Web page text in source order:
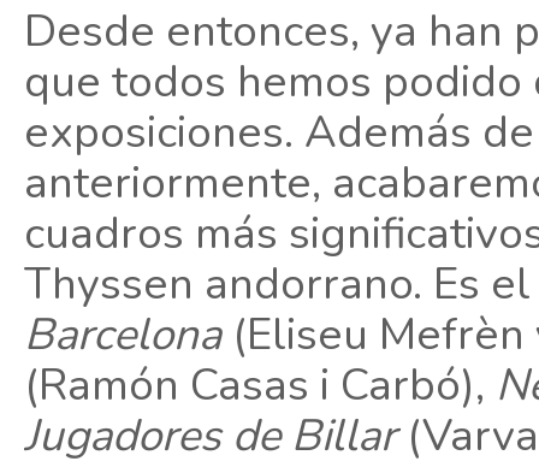
Desde entonces, ya han
que todos hemos
exposiciones. Además
anteriormente,
cuadros más
Thyssen andorrano. Es
Barcelona(Eliseu Mefrèn
(Ramón Casas i Carbó),
Jugadores de Billar